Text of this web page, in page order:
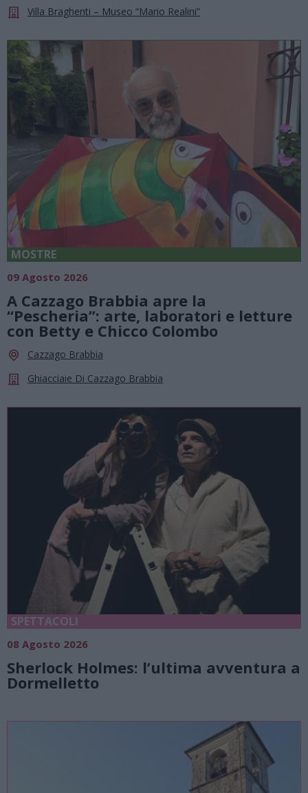
Villa Braghenti – Museo “Mario Realini”
MOSTRE
09 Agosto 2026
A Cazzago Brabbia apre la
“Pescheria”: arte, laboratori e letture
con Betty e Chicco Colombo
Cazzago Brabbia
Ghiacciaie Di Cazzago Brabbia
SPETTACOLI
08 Agosto 2026
Sherlock Holmes: l’ultima avventura a
Dormelletto